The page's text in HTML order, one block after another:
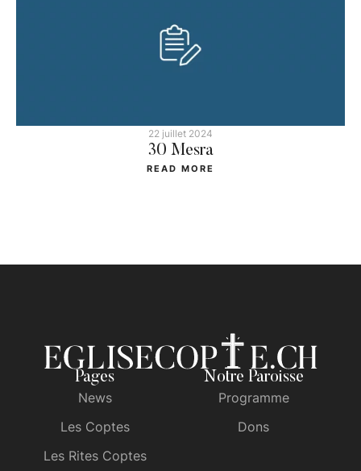
22 juillet 2024
30 Mesra
READ MORE
Pages
News
Les Coptes
Les Rites Coptes
Notre Paroisse
Programme
Dons